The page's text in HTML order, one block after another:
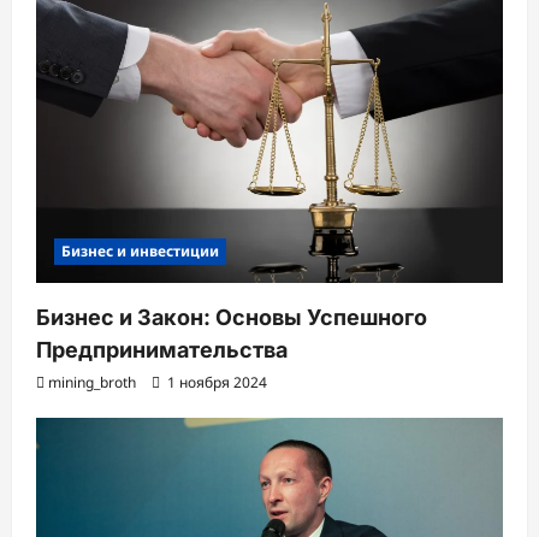
Бизнес и инвестиции
Бизнес и Закон: Основы Успешного
Предпринимательства
mining_broth 1 ноября 2024